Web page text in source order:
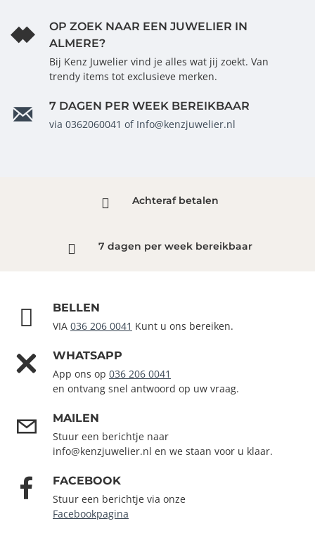
OP ZOEK NAAR EEN JUWELIER IN
ALMERE?
Bij Kenz Juwelier vind je alles wat jij zoekt. Van
trendy items tot exclusieve merken.
7 DAGEN PER WEEK BEREIKBAAR
via 0362060041 of Info@kenzjuwelier.nl
Achteraf betalen
7 dagen per week bereikbaar
BELLEN
VIA 036 206 0041 Kunt u ons bereiken.
WHATSAPP
App ons op 036 206 0041
en ontvang snel antwoord op uw vraag.
MAILEN
Stuur een berichtje naar
info@kenzjuwelier.nl en we staan voor u klaar.
FACEBOOK
Stuur een berichtje via onze
Facebookpagina